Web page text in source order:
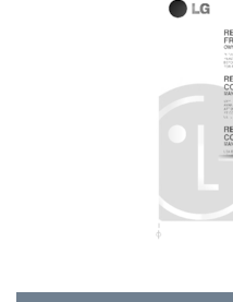
3828JD8403C(OM)˙￥`